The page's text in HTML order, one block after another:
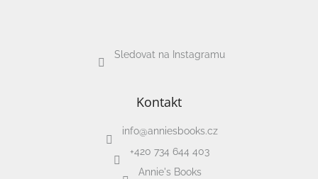
Sledovat na Instagramu
Kontakt
info@anniesbooks.cz
+420 734 644 403
Annie's Books